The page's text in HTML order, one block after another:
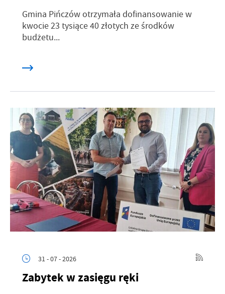
Gmina Pińczów otrzymała dofinansowanie w
kwocie 23 tysiące 40 złotych ze środków
budżetu...
31 - 07 - 2026
Zabytek w zasięgu ręki